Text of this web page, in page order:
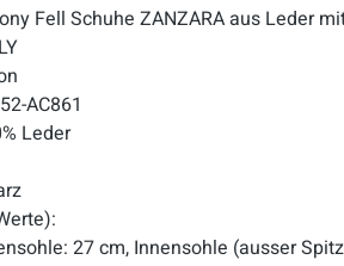
Fell Schuhe ZANZARA aus Leder
AC861
Leder
27 cm, Innensohle (ausser